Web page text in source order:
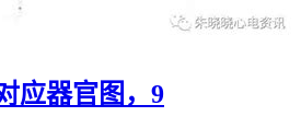
应器官图，9